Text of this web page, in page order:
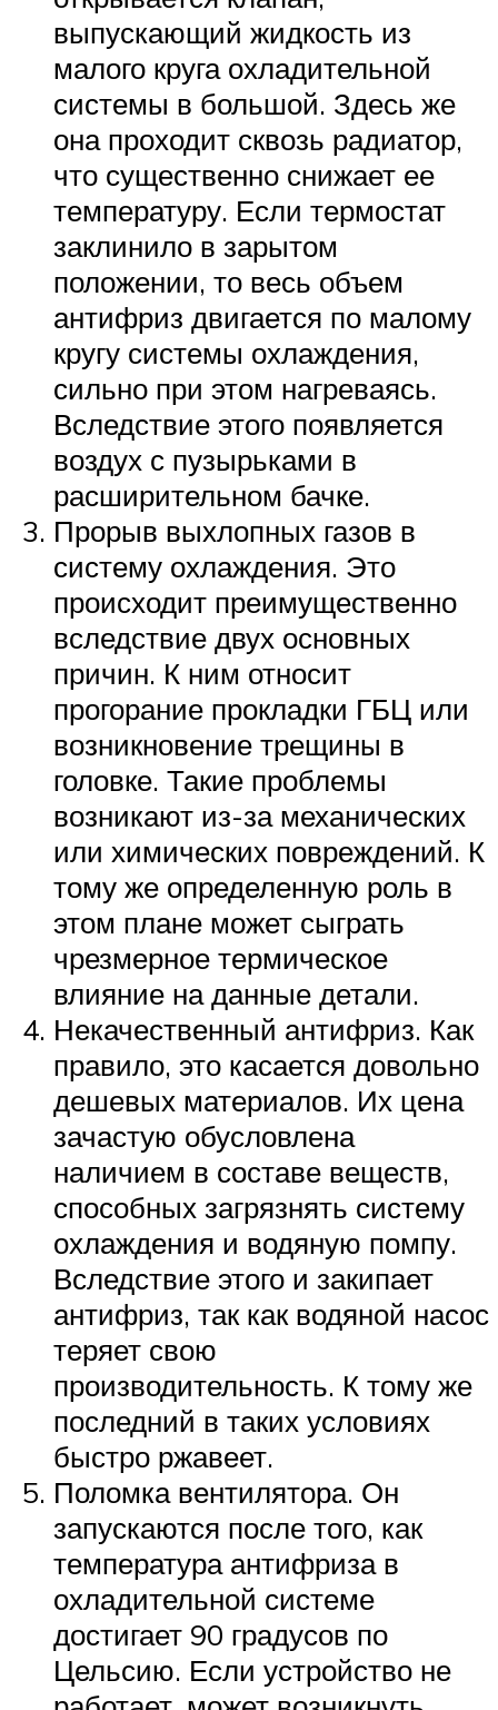
выпускающий жидкость из
малого круга охладительной
системы в большой. Здесь же
она проходит сквозь радиатор,
что существенно снижает ее
температуру. Если термостат
заклинило в зарытом
положении, то весь объем
антифриз двигается по малому
кругу системы охлаждения,
сильно при этом нагреваясь.
Вследствие этого появляется
воздух с пузырьками в
расширительном бачке.
Прорыв выхлопных газов в
систему охлаждения. Это
происходит преимущественно
вследствие двух основных
причин. К ним относит
прогорание прокладки ГБЦ или
возникновение трещины в
головке. Такие проблемы
возникают из-за механических
или химических повреждений. К
тому же определенную роль в
этом плане может сыграть
чрезмерное термическое
влияние на данные детали.
Некачественный антифриз. Как
правило, это касается довольно
дешевых материалов. Их цена
зачастую обусловлена
наличием в составе веществ,
способных загрязнять систему
охлаждения и водяную помпу.
Вследствие этого и закипает
антифриз, так как водяной насос
теряет свою
производительность. К тому же
последний в таких условиях
быстро ржавеет.
Поломка вентилятора. Он
запускаются после того, как
температура антифриза в
охладительной системе
достигает 90 градусов по
Цельсию. Если устройство не